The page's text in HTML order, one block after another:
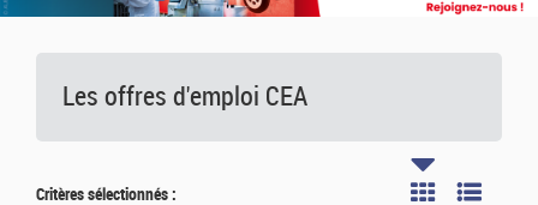
Les offres d'emploi CEA
Critères sélectionnés :